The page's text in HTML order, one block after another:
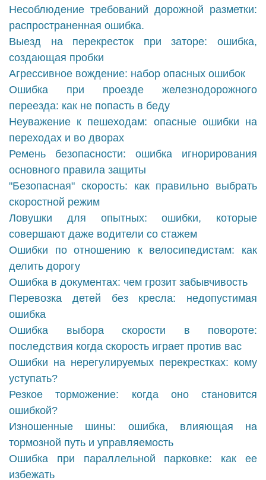
Несоблюдение требований дорожной разметки:
распространенная ошибка.
Выезд на перекресток при заторе: ошибка,
создающая пробки
Агрессивное вождение: набор опасных ошибок
Ошибка при проезде железнодорожного
переезда: как не попасть в беду
Неуважение к пешеходам: опасные ошибки на
переходах и во дворах
Ремень безопасности: ошибка игнорирования
основного правила защиты
"Безопасная" скорость: как правильно выбрать
скоростной режим
Ловушки для опытных: ошибки, которые
совершают даже водители со стажем
Ошибки по отношению к велосипедистам: как
делить дорогу
Ошибка в документах: чем грозит забывчивость
Перевозка детей без кресла: недопустимая
ошибка
Ошибка выбора скорости в повороте:
последствия когда скорость играет против вас
Ошибки на нерегулируемых перекрестках: кому
уступать?
Резкое торможение: когда оно становится
ошибкой?
Изношенные шины: ошибка, влияющая на
тормозной путь и управляемость
Ошибка при параллельной парковке: как ее
избежать